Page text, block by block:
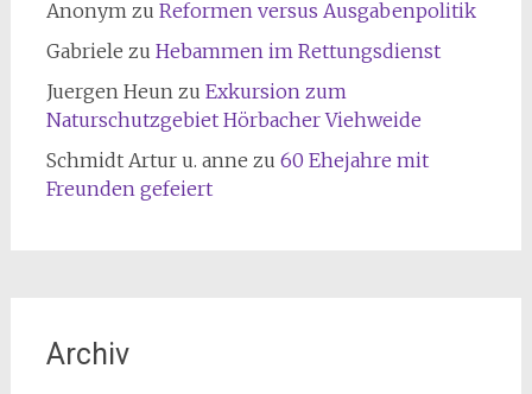
Anonym zu Reformen versus Ausgabenpolitik
Gabriele zu Hebammen im Rettungsdienst
Juergen Heun zu Exkursion zum
Naturschutzgebiet Hörbacher Viehweide
Schmidt Artur u. anne zu 60 Ehejahre mit
Freunden gefeiert
Archiv